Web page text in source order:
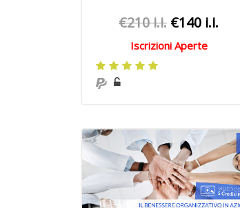
€210 i.i. €140 i.i.
Iscrizioni Aperte